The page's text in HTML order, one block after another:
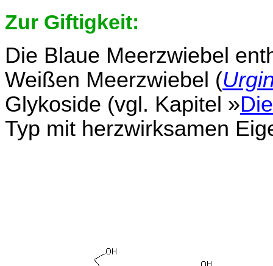
Zur Giftigkeit:
Die Blaue Meerzwiebel
Weißen Meerzwiebel (
Glykoside (vgl. Kapitel »
Typ mit herzwirksamen